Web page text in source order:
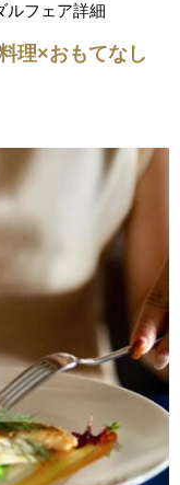
ルフェア詳細
×おもてなし